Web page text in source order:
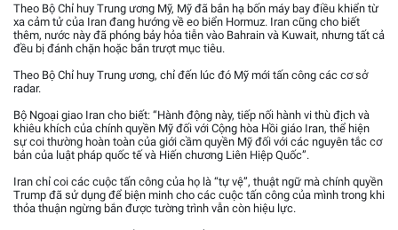
Theo Bộ Chỉ huy Trung ương Mỹ, Mỹ đã bắn hạ bốn máy bay điều khiển từ
xa cảm tử của Iran đang hướng về eo biển Hormuz. Iran cũng cho biết
thêm, nước này đã phóng bảy hỏa tiễn vào Bahrain và Kuwait, nhưng tất cả
đều bị đánh chặn hoặc bắn trượt mục tiêu.
Theo Bộ Chỉ huy Trung ương, chỉ đến lúc đó Mỹ mới tấn công các cơ sở
radar.
Bộ Ngoại giao Iran cho biết: “Hành động này, tiếp nối hành vi thù địch và
khiêu khích của chính quyền Mỹ đối với Cộng hòa Hồi giáo Iran, thể hiện
sự coi thường hoàn toàn của giới cầm quyền Mỹ đối với các nguyên tắc cơ
bản của luật pháp quốc tế và Hiến chương Liên Hiệp Quốc”.
Iran chỉ coi các cuộc tấn công của họ là “tự vệ”, thuật ngữ mà chính quyền
Trump đã sử dụng để biện minh cho các cuộc tấn công của mình trong khi
thỏa thuận ngừng bắn được tường trình vẫn còn hiệu lực.